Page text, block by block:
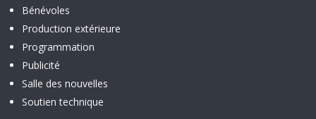
Bénévoles
Production extérieure
Programmation
Publicité
Salle des nouvelles
Soutien technique